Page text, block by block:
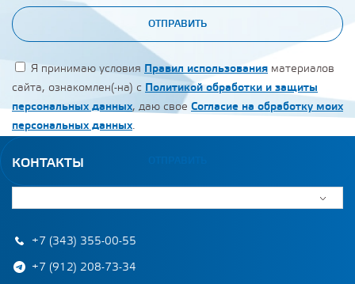
ОТПРАВИТЬ
Я принимаю условия Правил использования материалов
сайта, ознакомлен(-на) с Политикой обработки и защиты
персональных данных, даю свое Согласие на обработку моих
персональных данных.
КОНТАКТЫ
+7 (343) 355-00-55
+7 (912) 208-73-34